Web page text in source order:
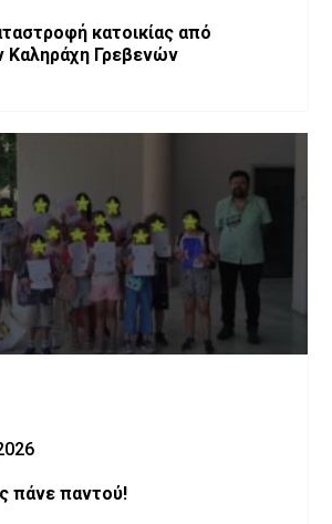
κατοικίας από
Καληράχη Γρεβενών
πάνε παντού!